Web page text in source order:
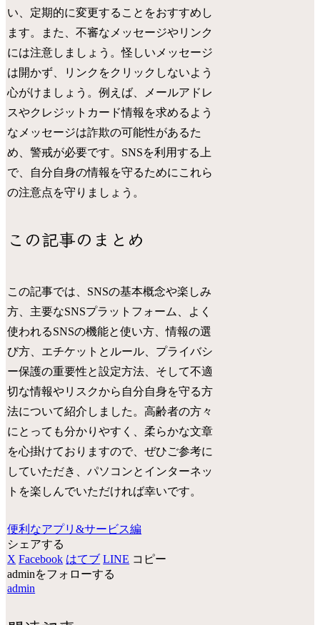
い、定期的に変更することをおすすめし
ます。また、不審なメッセージやリンク
には注意しましょう。怪しいメッセージ
は開かず、リンクをクリックしないよう
心がけましょう。例えば、メールアドレ
スやクレジットカード情報を求めるよう
なメッセージは詐欺の可能性があるた
め、警戒が必要です。SNSを利用する上
で、自分自身の情報を守るためにこれら
の注意点を守りましょう。
この記事のまとめ
この記事では、SNSの基本概念や楽しみ
方、主要なSNSプラットフォーム、よく
使われるSNSの機能と使い方、情報の選
び方、エチケットとルール、プライバシ
ー保護の重要性と設定方法、そして不適
切な情報やリスクから自分自身を守る方
法について紹介しました。高齢者の方々
にとっても分かりやすく、柔らかな文章
を心掛けておりますので、ぜひご参考に
していただき、パソコンとインターネッ
トを楽しんでいただければ幸いです。
便利なアプリ&サービス編
シェアする
X Facebook はてブ LINE コピー
adminをフォローする
admin